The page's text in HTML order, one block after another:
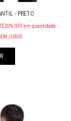
- PRETO
20% OFF em quantidade
JUROS